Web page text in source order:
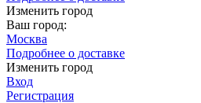
Изменить город
Ваш город:
Москва
Подробнее о доставке
Изменить город
Вход
Регистрация